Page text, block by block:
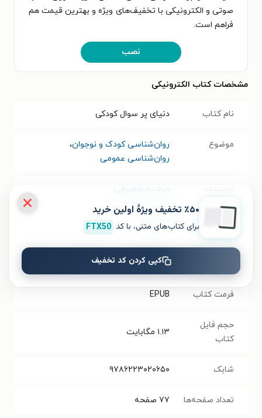
صوتی و الکترونیکی با تخفیف‌های ویژه و بهترین قیمت هم
فراهم است.
نصب
مشخصات کتاب الکترونیکی
نام کتاب دنیای پر سوال کودکی
موضوع روان‌شناسی کودک و نوجوان،
روان‌شناسی عمومی
مرضیه شاهرخی
انتشارات
سال انتشار
۱۴۰۰/۰۳/۱۸
فرمت کتاب EPUB
حجم فایل
کتاب
۱.۱۳ مگابایت
شابک ۹۷۸۶۲۲۳۰۲۰۶۵۰
تعداد صفحه‌ها ۷۷ صفحه
٪۵۰ تخفیف ویژۀ اولین خرید
برای کتاب‌های متنی، با کد FTX50
کپی کردن کد تخفیف